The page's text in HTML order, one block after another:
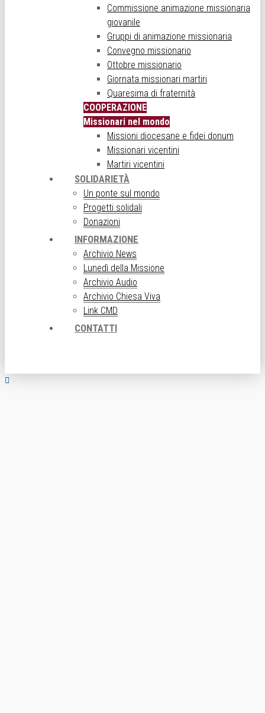
Commissione animazione missionaria
giovanile
Gruppi di animazione missionaria
Convegno missionario
Ottobre missionario
Giornata missionari martiri
Quaresima di fraternità
COOPERAZIONE
Missionari nel mondo
Missioni diocesane e fidei donum
Missionari vicentini
Martiri vicentini
SOLIDARIETÀ
Un ponte sul mondo
Progetti solidali
Donazioni
INFORMAZIONE
Archivio News
Lunedì della Missione
Archivio Audio
Archivio Chiesa Viva
Link CMD
CONTATTI